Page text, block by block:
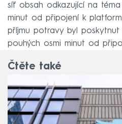
síť obsah odkazující na
minut od připojení k
příjmu potravy byl
pouhých osmi minut od
Čtěte také